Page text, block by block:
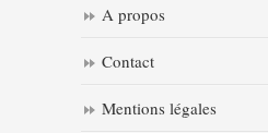
A propos
Contact
Mentions légales